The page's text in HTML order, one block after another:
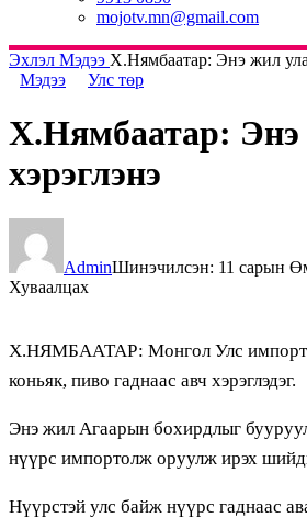
mojotv.mn@gmail.com
Эхлэл Мэдээ Х.Нямбаатар: Энэ жил
Мэдээ
Улс төр
Х.Нямбаатар: Энэ
хэрэглэнэ
AdminШинэчилсэн: 11 сарын
Хуваалцах
Х.НЯМБААТАР: Монгол Улс
коньяк, пиво гаднаас авч хэрэглэдэг.
Энэ жил Агаарын бохирдлыг
нүүрс импортолж оруулж ирэх
Нүүрстэй улс байж нүүрс гаднаас